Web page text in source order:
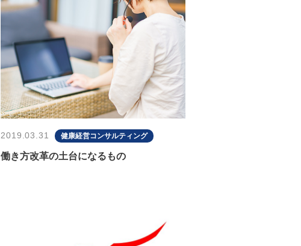
2019.03.31 健康経営コンサルティング
働き方改革の土台になるもの